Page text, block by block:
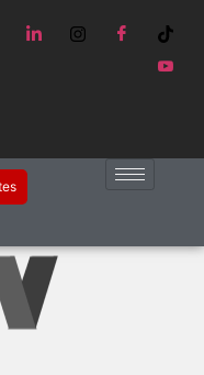
para
de